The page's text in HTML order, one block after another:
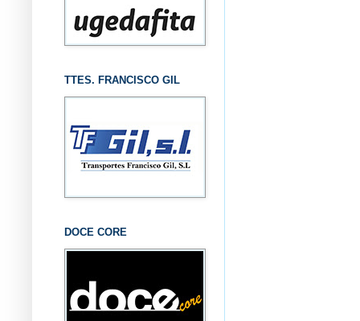
TTES. FRANCISCO GIL
DOCE CORE